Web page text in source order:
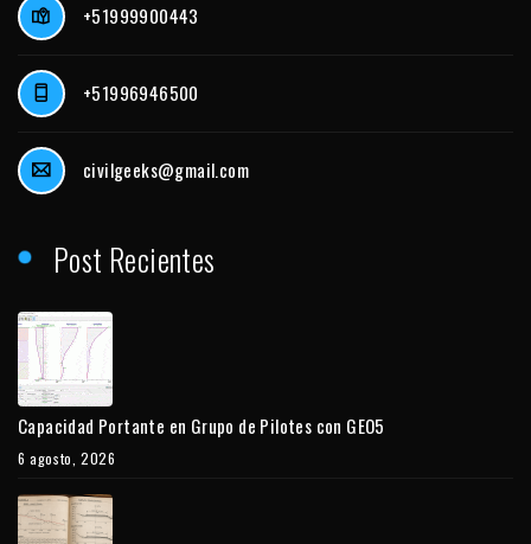
+51999900443
+51996946500
civilgeeks@gmail.com
Post Recientes
Capacidad Portante en Grupo de Pilotes con GEO5
6 agosto, 2026